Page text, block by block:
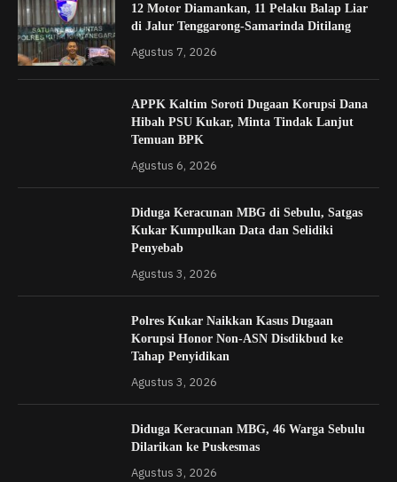
12 Motor Diamankan, 11 Pelaku Balap Liar
di Jalur Tenggarong-Samarinda Ditilang
Agustus 7, 2026
APPK Kaltim Soroti Dugaan Korupsi Dana
Hibah PSU Kukar, Minta Tindak Lanjut
Temuan BPK
Agustus 6, 2026
Diduga Keracunan MBG di Sebulu, Satgas
Kukar Kumpulkan Data dan Selidiki
Penyebab
Agustus 3, 2026
Polres Kukar Naikkan Kasus Dugaan
Korupsi Honor Non-ASN Disdikbud ke
Tahap Penyidikan
Agustus 3, 2026
Diduga Keracunan MBG, 46 Warga Sebulu
Dilarikan ke Puskesmas
Agustus 3, 2026